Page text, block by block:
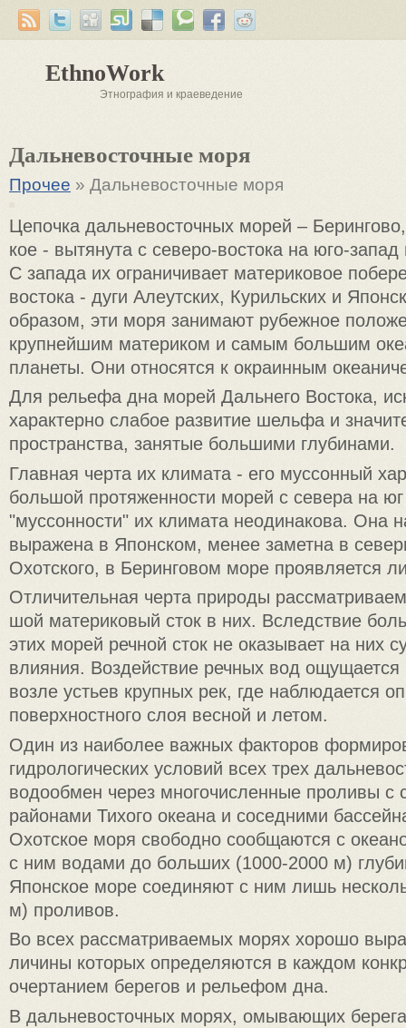
EthnoWork
Этнография и краеведение
Дальневосточные моря
Прочее » Дальневосточные моря
Цепочка дальневосточных морей –
кое - вытянута с северо-востока на юго-
С за­пада их ограничивает материковое
востока - дуги Алеутских, Курильских и
образом, эти моря занимают рубежное
крупнейшим матери­ком и самым большим
планеты. Они относятся к ок­раинным
Для рельефа дна морей Дальнего Востока,
характерно слабое развитие шельфа и
пространства, занятые большими глубинами.
Главная черта их климата - его муссонный
большой протяженности морей с севера на юг
"муссонности" их климата неодинакова. Она
выражена в Японском, менее заметна в
Охотского, в Беринговом море про­является
Отличительная черта природы
шой материковый сток в них. Вследствие
этих морей речной сток не оказывает на них
влияния. Воз­действие речных вод
возле устьев крупных рек, где наблюдается
поверхностного слоя весной и летом.
Один из наиболее важных факторов
гидрологичес­ких условий всех трех
водообмен через многочисленные проливы с
районами Тихого океана и соседними
Охотское моря свободно сооб­щаются с
с ним водами до больших (1000-2000 м)
Японское море соединяют с ним лишь
м) проливов.
Во всех рассматриваемых морях хорошо
личины которых определяются в каждом
очерта­нием берегов и рельефом дна.
В дальневосточных морях, омывающих